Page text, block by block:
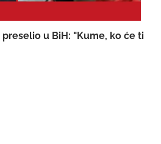
u BiH: "Kume, ko će ti